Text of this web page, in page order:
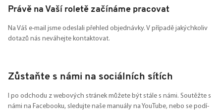
Právě na Vaší roletě začínáme pracovat
Na Váš e-mail jsme odeslali přehled objednávky. V případě jakýchkoliv
dotazů nás neváhejte kontaktovat.
Zůstaňte s námi na sociálních sítích
I po odchodu z webových stránek můžete být stále s námi. Soutěžte s
námi na Facebooku, sledujte naše manuály na YouTube, nebo se podí-